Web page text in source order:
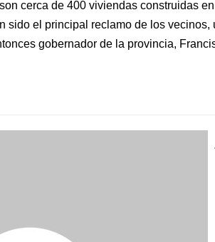
cerca de 400 viviendas construidas
sido el principal reclamo de los vecinos,
gobernador de la provincia,